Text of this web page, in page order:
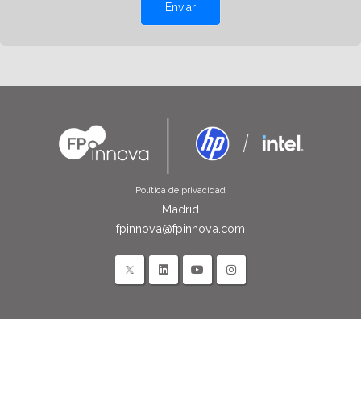
Enviar
Política de privacidad
Madrid
fpinnova@fpinnova.com